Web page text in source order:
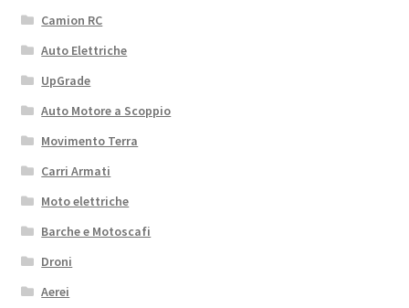
Camion RC
Auto Elettriche
UpGrade
Auto Motore a Scoppio
Movimento Terra
Carri Armati
Moto elettriche
Barche e Motoscafi
Droni
Aerei